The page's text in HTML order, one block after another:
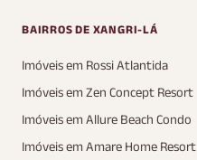
BAIRROS DE XANGRI-LÁ
Imóveis em Rossi Atlantida
Imóveis em Zen Concept Resort
Imóveis em Allure Beach Condo
Imóveis em Amare Home Resort